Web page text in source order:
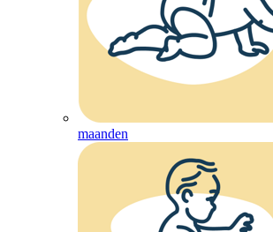
maanden